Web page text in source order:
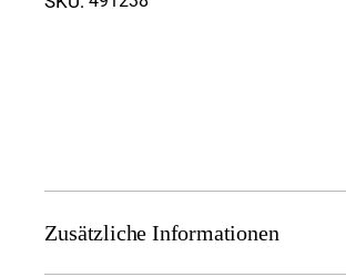
Zusätzliche Informationen